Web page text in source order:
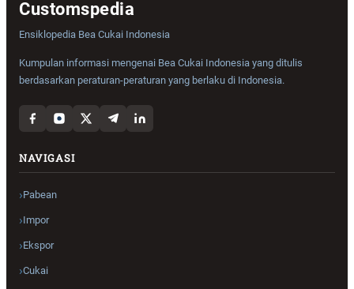
Customspedia
Ensiklopedia Bea Cukai Indonesia
Kumpulan informasi mengenai Bea Cukai Indonesia yang ditulis
berdasarkan peraturan-peraturan yang berlaku di Indonesia.
NAVIGASI
Pabean
Impor
Ekspor
Cukai